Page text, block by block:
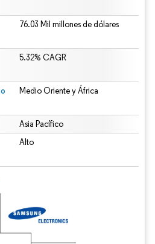
76.03 Mil millones de dólares
5.32% CAGR
Medio Oriente y África
Asia Pacífico
Alto
El uso requiere atribución según CC BY 4.0.